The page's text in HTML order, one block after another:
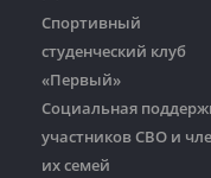
Спортивный
студенческий клуб
«Первый»
Социальная
участников СВО и
их семей